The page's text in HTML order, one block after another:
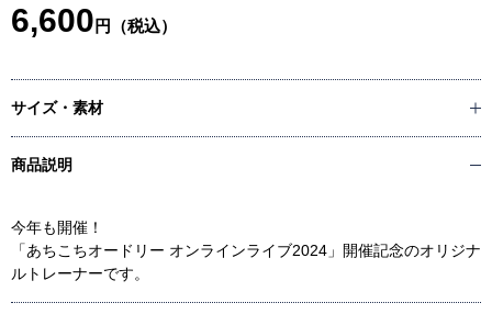
6,600 円（税込）
サイズ・素材
商品説明
今年も開催！
「あちこちオードリー オンラインライブ2024」開催記念のオリジナ
ルトレーナーです。